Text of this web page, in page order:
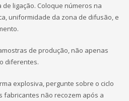
ligação. Coloque números na
uniformidade da zona de difusão, e
de produção, não apenas
diferentes.
explosiva, pergunte sobre o ciclo
fabricantes não recozem após a